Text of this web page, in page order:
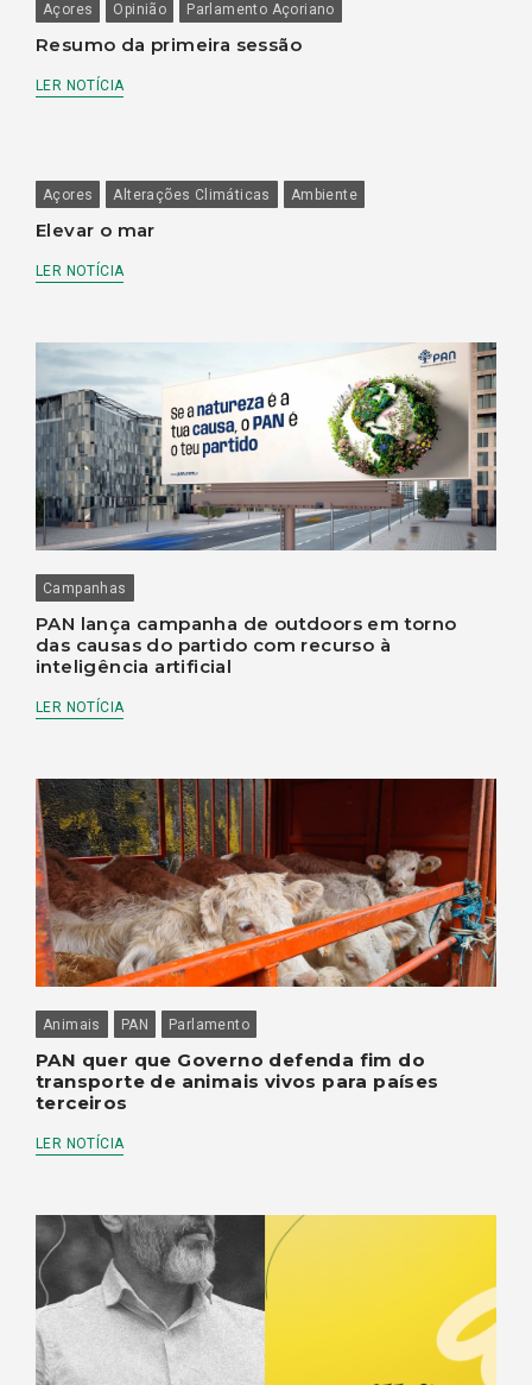
Açores Opinião Parlamento Açoriano
Resumo da primeira sessão
LER NOTÍCIA
Açores Alterações Climáticas Ambiente
Elevar o mar
LER NOTÍCIA
Campanhas
PAN lança campanha de outdoors em torno
das causas do partido com recurso à
inteligência artificial
LER NOTÍCIA
Animais PAN Parlamento
PAN quer que Governo defenda fim do
transporte de animais vivos para países
terceiros
LER NOTÍCIA